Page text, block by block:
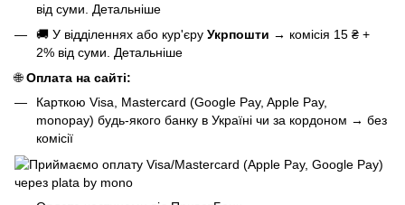
від суми. Детальніше
🚚 У відділеннях або кур'єру Укрпошти → комісія 15 ₴ +
2% від суми. Детальніше
🌐Оплата на сайті:
Карткою Visa, Mastercard (Google Pay, Apple Pay,
monopay) будь-якого банку в Україні чи за кордоном → без
комісії